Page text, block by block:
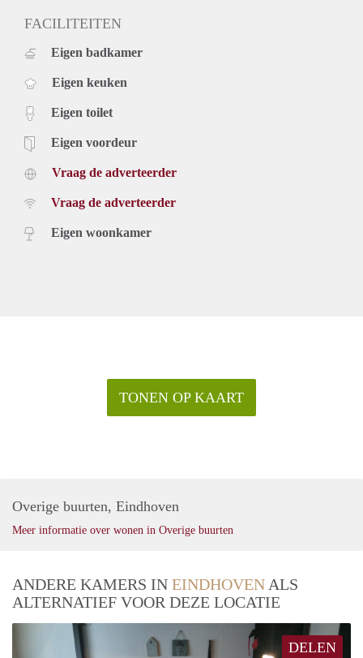
FACILITEITEN
Eigen badkamer
Eigen keuken
Eigen toilet
Eigen voordeur
Vraag de adverteerder
Vraag de adverteerder
Eigen woonkamer
TONEN OP KAART
Overige buurten, Eindhoven
Meer informatie over wonen in Overige buurten
ANDERE KAMERS IN EINDHOVEN ALS
ALTERNATIEF VOOR DEZE LOCATIE
DELEN